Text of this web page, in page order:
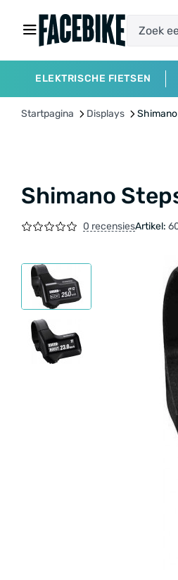
ELEKTRISCHE FIETSEN
Startpagina Displays
Shimano
0 recensiesArtikel: